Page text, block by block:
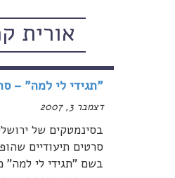
אורית
כללי
"תגידי לי למה" –
דצמבר 3, 2007
סרטים תיעודיים